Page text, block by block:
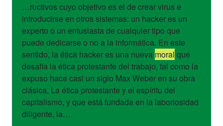
…ructivos cuyo objetivo es el de crear virus e
introducirse en otros sistemas: un hacker es un
experto o un entusiasta de cualquier tipo que
puede dedicarse o no a la informática. En este
sentido, la ética hacker es una nueva moral que
desafía la ética protestante del trabajo, tal como la
expuso hace casi un siglo Max Weber en su obra
clásica, La ética protestante y el espíritu del
capitalismo, y que está fundada en la laboriosidad
diligente, la…